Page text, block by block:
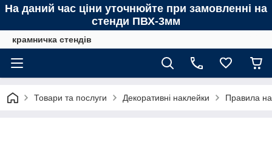
На даний час ціни уточнюйте при замовленні на
стенди ПВХ-3мм
крамничка стендів
Товари та послуги Декоративні наклейки Правила